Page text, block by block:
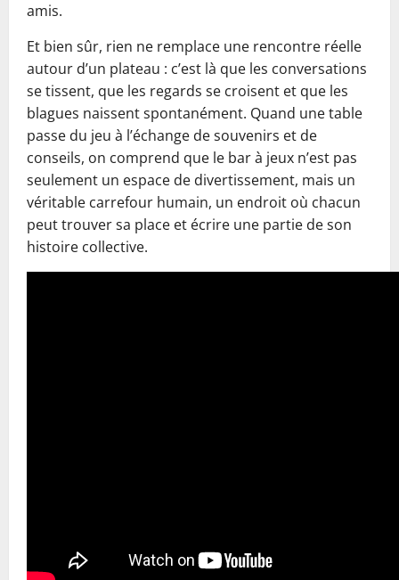
amis.
Et bien sûr, rien ne remplace une rencontre réelle
autour d’un plateau : c’est là que les conversations
se tissent, que les regards se croisent et que les
blagues naissent spontanément. Quand une table
passe du jeu à l’échange de souvenirs et de
conseils, on comprend que le bar à jeux n’est pas
seulement un espace de divertissement, mais un
véritable carrefour humain, un endroit où chacun
peut trouver sa place et écrire une partie de son
histoire collective.